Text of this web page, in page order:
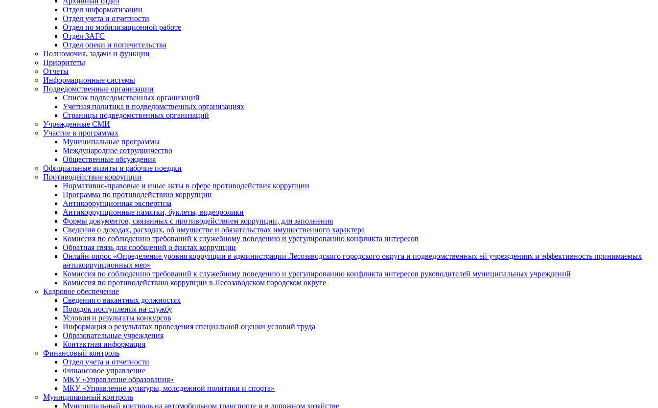
Отдел информатизации
Отдел учета и отчетности
Отдел по мобилизационной работе
Отдел ЗАГС
Отдел опеки и попечительства
Полномочия, задачи и функции
Приоритеты
Отчеты
Информационные системы
Подведомственные организации
Список подведомственных организаций
Учетная политика в подведомственных организациях
Страницы подведомственных организаций
Учрежденные СМИ
Участие в программах
Муниципальные программы
Международное сотрудничество
Общественные обсуждения
Официальные визиты и рабочие поездки
Противодействие коррупции
Нормативно-правовые и иные акты в сфере противодействия коррупции
Программа по противодействию коррупции
Антикоррупционная экспертиза
Антикоррупционные памятки, буклеты, видеоролики
Формы документов, связанных с противодействием коррупции, для заполнения
Сведения о доходах, расходах, об имуществе и обязательствах имущественного характера
Комиссия по соблюдению требований к служебному поведению и урегулированию конфликта интересов
Обратная связь для сообщений о фактах коррупции
Онлайн-опрос «Определение уровня коррупции в администрации Лесозаводского городского округа и подведомственных ей учреждениях и эффективность принимаемых
антикоррупционных мер»
Комиссия по соблюдению требований к служебному поведению и урегулированию конфликта интересов руководителей муниципальных учреждений
Комиссия по противодействию коррупции в Лесозаводском городском округе
Кадровое обеспечение
Сведения о вакантных должностях
Порядок поступления на службу
Условия и результаты конкурсов
Информация о результатах проведения специальной оценки условий труда
Образовательные учреждения
Контактная информация
Финансовый контроль
Отдел учета и отчетности
Финансовое управление
МКУ «Управление образования»
МКУ «Управление культуры, молодежной политики и спорта»
Муниципальный контроль
Муниципальный контроль на автомобильном транспорте и в дорожном хозяйстве